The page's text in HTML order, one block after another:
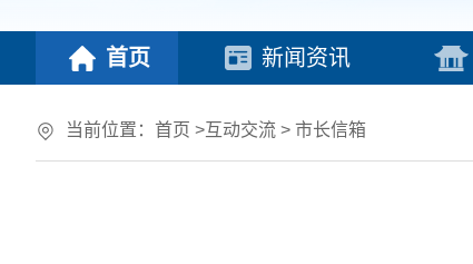
首页 新闻资讯
当前位置： 首页 >互动交流 > 市长信箱